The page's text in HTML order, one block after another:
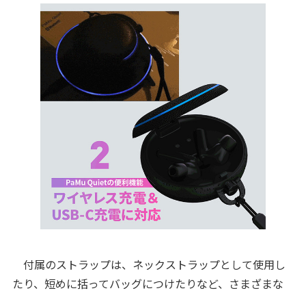
付属のストラップは、ネックストラップとして使用し
たり、短めに括ってバッグにつけたりなど、さまざまな